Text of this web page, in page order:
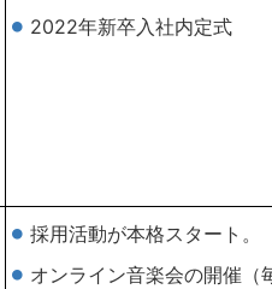
2022年新卒入社内定式
採用活動が本格スタート。
オンライン音楽会の開催（